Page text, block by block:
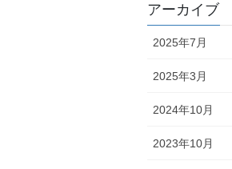
アーカイブ
2025年7月
2025年3月
2024年10月
2023年10月